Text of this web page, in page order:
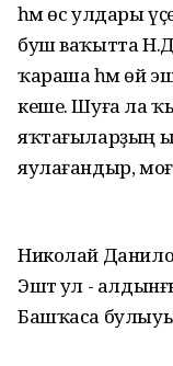
һәм өс улдары
буш ваҡытта
ҡараша һәм өй
кеше. Шуға ла
яҡтағыларҙың
яулағандыр,
Николай
Эштә ул -
Башҡаса